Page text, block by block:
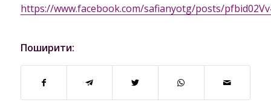
https://www.facebook.com/safianyotg/posts/
Поширити: